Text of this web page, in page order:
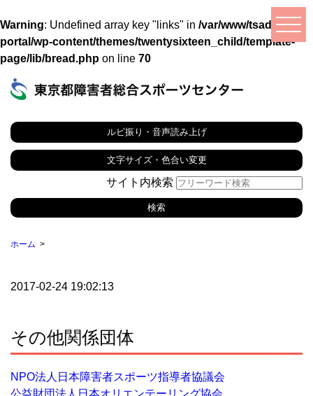
Warning: Undefined array key "links" in /var/www/tsad-
portal/wp-content/themes/twentysixteen_child/template-
page/lib/bread.php on line 70
ルビ振り・音声読み上げ
文字サイズ・色合い変更
サイト内検索
ホーム
2017-02-24 19:02:13
その他関係団体
NPO法人日本障害者スポーツ指導者協議会
公益財団法人日本オリエンテーリング協会